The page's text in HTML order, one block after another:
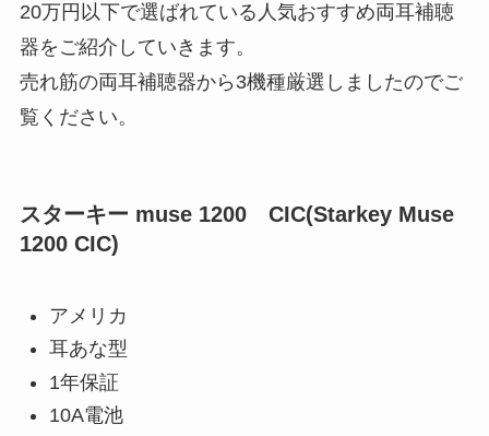
20万円以下で選ばれている人気おすすめ両耳補聴
器をご紹介していきます。
売れ筋の両耳補聴器から3機種厳選しましたのでご
覧ください。
スターキー muse 1200 CIC(Starkey Muse
1200 CIC)
アメリカ
耳あな型
1年保証
10A電池